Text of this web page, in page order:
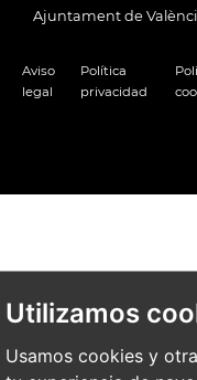
Utilizamos
Usamos cookies y
Ajuntament de
Aviso
legal
Política
privacidad